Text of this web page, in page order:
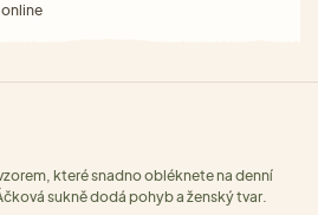
které snadno obléknete na denní
sukně dodá pohyb a ženský tvar.